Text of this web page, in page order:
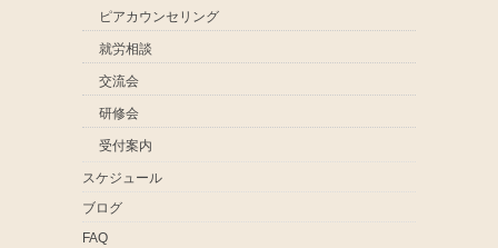
ピアカウンセリング
就労相談
交流会
研修会
受付案内
スケジュール
ブログ
FAQ